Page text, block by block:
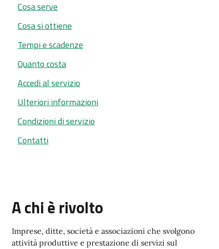
Cosa serve
Cosa si ottiene
Tempi e scadenze
Quanto costa
Accedi al servizio
Ulteriori informazioni
Condizioni di servizio
Contatti
A chi è rivolto
Imprese, ditte, società e associazioni che svolgono
attività produttive e prestazione di servizi sul